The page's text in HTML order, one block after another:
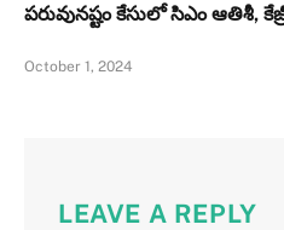
పరువునష్టం కేసులో సిఎం ఆతిశీ,
October 1, 2024
LEAVE A REPLY